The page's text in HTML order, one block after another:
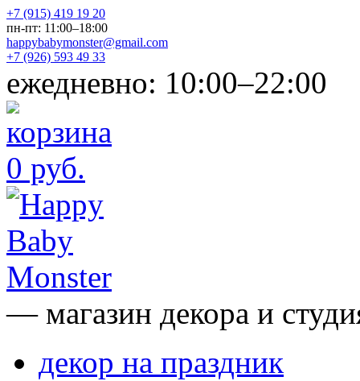
+7 (915) 419 19 20
пн-пт: 11:00–18:00
happybabymonster@gmail.com
+7 (926) 593 49 33
ежедневно: 10:00–22:00
0 руб.
— магазин декора и
декор на праздник